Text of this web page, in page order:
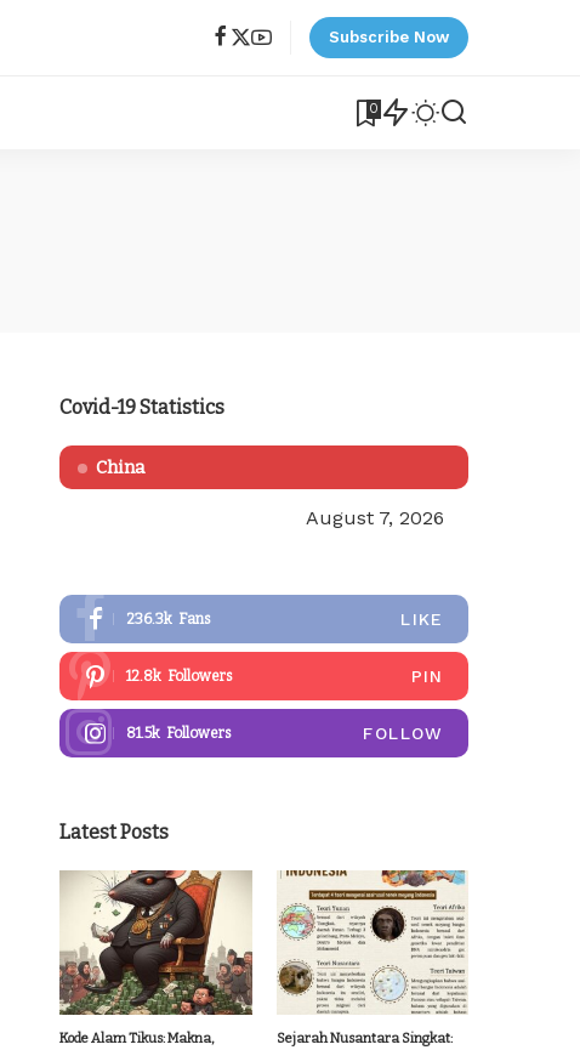
Subscribe Now
0
Covid-19 Statistics
China
August 7, 2026
236.3k Fans LIKE
12.8k Followers PIN
81.5k Followers FOLLOW
Latest Posts
Kode Alam Tikus: Makna,
Sejarah Nusantara Singkat: